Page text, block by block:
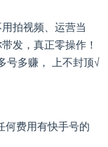
拍视频、运营当
发，真正零操作！
号多赚， 上不封顶√
何费用有快手号的